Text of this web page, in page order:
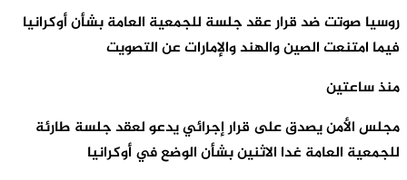
روسيا صوتت ضد قرار عقد جلسة للجمعية العامة بشأن أوكرانيا
فيما امتنعت الصين والهند والإمارات عن التصويت
منذ ساعتين
مجلس الأمن يصدق على قرار إجرائي يدعو لعقد جلسة طارئة
للجمعية العامة غدا الاثنين بشأن الوضع في أوكرانيا